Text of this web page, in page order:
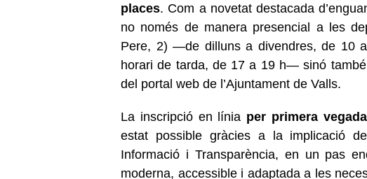
places. Com a novetat destacada
no només de manera presencial a les
Pere, 2) —de dilluns a divendres, de 10
horari de tarda, de 17 a 19 h— sinó
del portal web de l’Ajuntament de Valls.
La inscripció en línia per primera vegada
estat possible gràcies a la implicació
Informació i Transparència, en un pas
moderna, accessible i adaptada a les